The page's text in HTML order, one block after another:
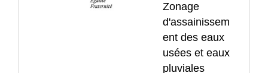
Zonage
d'assainissem
ent des eaux
usées et eaux
pluviales